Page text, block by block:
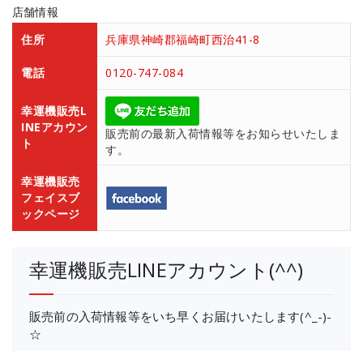
店舗情報
住所
兵庫県神崎郡福崎町西治41-8
電話 0120-747-084
幸運機販売L
INEアカウン
ト
販売前の最新入荷情報等をお知らせいたしま
す。
幸運機販売
フェイスブ
ックページ
幸運機販売LINEアカウント(^^)
販売前の入荷情報等をいち早くお届けいたします(^_-)-
☆